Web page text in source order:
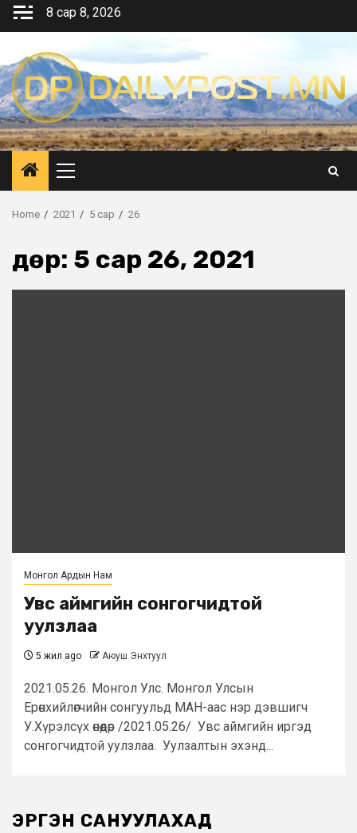
Skip
8 сар 8, 2026
Primary
Menu
Home 2021 5 сар 26
Өдөр: 5 сар 26, 2021
Монгол Ардын Нам
Увс аймгийн сонгогчидтой
уулзлаа
5 жил ago Аюуш Энхтуул
2021.05.26. Монгол Улс. Монгол Улсын
Ерөнхийлөгчийн сонгуульд МАН-аас нэр дэвшигч
У.Хүрэлсүх өнөөдөр /2021.05.26/ Увс аймгийн иргэд
сонгогчидтой уулзлаа. Уулзалтын эхэнд...
ЭРГЭН САНУУЛАХАД